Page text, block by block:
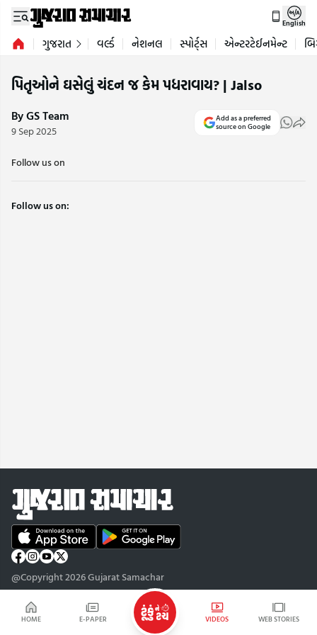
HOME E-PAPER VIDEOS WEB STORIES
English
ગુજરાત વર્લ્ડ નેશનલ સ્પોર્ટ્સ એન્ટરટેઈનમેન્ટ
પિતૃઓને ઘસેલું ચંદન જ કેમ પધરાવાય? | Jalso
By GS Team
9 Sep 2025
Add as a preferred
source on Google
Follow us on
Follow us on:
@Copyright 2026 Gujarat Samachar